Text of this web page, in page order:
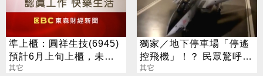
準上櫃：圓祥生技(6945)
預計6月上旬上櫃，未來
三年拚每年一授權
其它
獨家／地下停車場「停遙
控飛機」！？ 民眾驚呼：
跟車一樣大
其它